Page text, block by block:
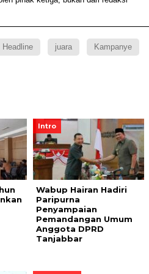
Headline juara Kampanye
Intro
Wabup Hairan Hadiri
Paripurna
Penyampaian
Pemandangan Umum
Anggota DPRD
Tanjabbar